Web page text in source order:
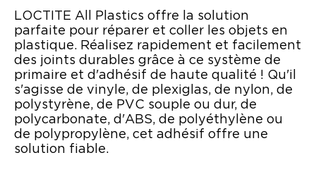
LOCTITE All Plastics offre la solution
parfaite pour réparer et coller les objets en
plastique. Réalisez rapidement et facilement
des joints durables grâce à ce système de
primaire et d'adhésif de haute qualité ! Qu'il
s'agisse de vinyle, de plexiglas, de nylon, de
polystyrène, de PVC souple ou dur, de
polycarbonate, d'ABS, de polyéthylène ou
de polypropylène, cet adhésif offre une
solution fiable.